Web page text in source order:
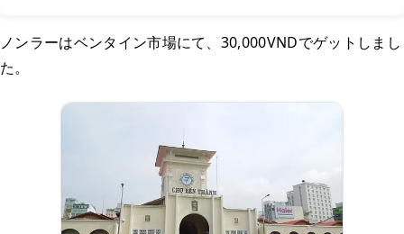
ノンラーはベンタイン市場にて、30,000VNDでゲットしまし
た。